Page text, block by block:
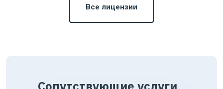
Все лицензии